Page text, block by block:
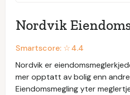
Nordvik
Smartscore: ☆4.4
Nordvik er
mer opptatt av bolig enn
Eiendomsmegling yter